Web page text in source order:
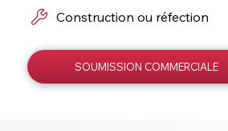
SOUMISSION COMMERCIALE
Construction ou réfection